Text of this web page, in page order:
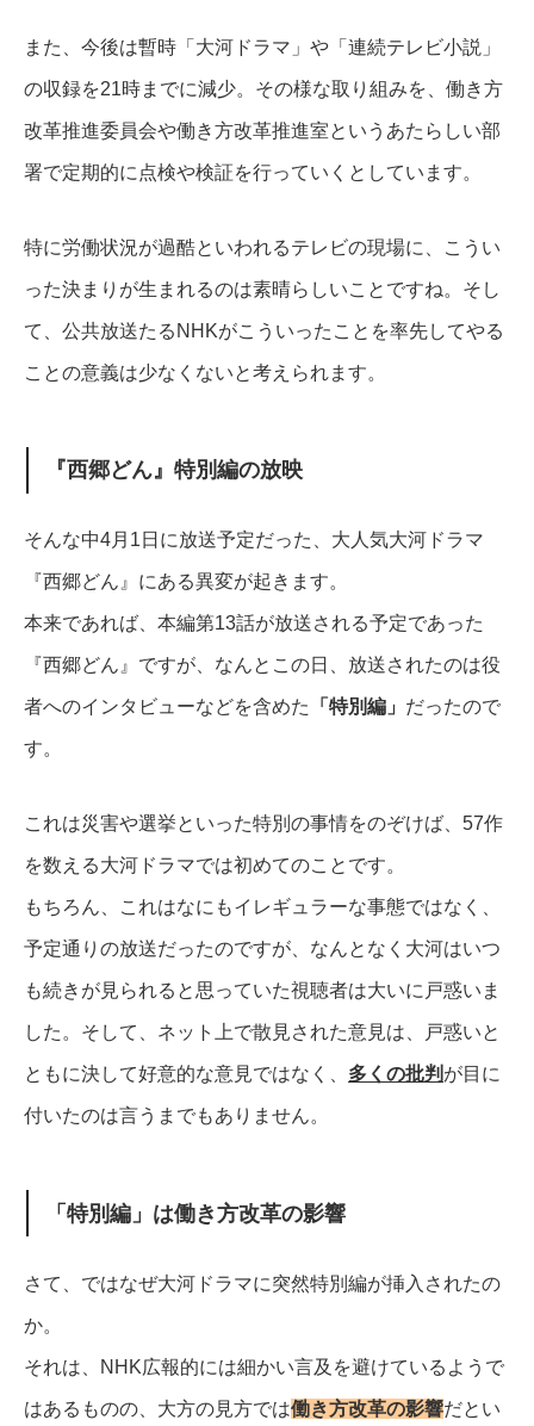
また、今後は暫時「大河ドラマ」や「連続テレビ小説」
の収録を21時までに減少。 その様な取り組みを、働き方
改革推進委員会や働き方改革推進室というあたらしい部
署で定期的に点検や検証を行っていくとしています。
特に労働状況が過酷といわれるテレビの現場に、こうい
った決まりが生まれるのは素晴らしいことですね。 そし
て、公共放送たるNHKがこういったことを率先してやる
ことの意義は少なくないと考えられます。
『西郷どん』特別編の放映
そんな中4月1日に放送予定だった、大人気大河ドラマ
『西郷どん』にある異変が起きます。
本来であれば、本編第13話が放送される予定であった
『西郷どん』ですが、なんとこの日、放送されたのは役
者へのインタビューなどを含めた 「特別編」 だったので
す。
これは災害や選挙といった特別の事情をのぞけば、57作
を数える大河ドラマでは初めてのことです。
もちろん、これはなにもイレギュラーな事態ではなく、
予定通りの放送だったのですが、なんとなく大河はいつ
も続きが見られると思っていた視聴者は大いに戸惑いま
した。 そして、ネット上で散見された意見は、戸惑いと
ともに決して好意的な意見ではなく、 多くの批判 が目に
付いたのは言うまでもありません。
「特別編」は働き方改革の影響
さて、ではなぜ大河ドラマに突然特別編が挿入されたの
か。
それは、NHK広報的には細かい言及を避けているようで
はあるものの、大方の見方では働き方改革の影響だとい